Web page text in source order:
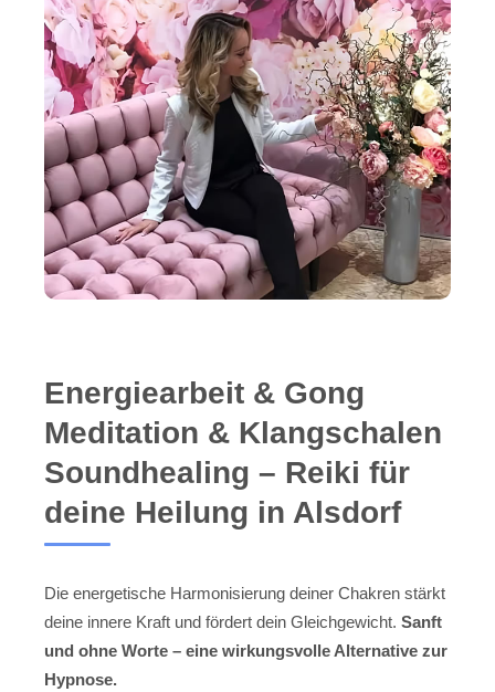
Energiearbeit & Gong
Meditation & Klangschalen
Soundhealing – Reiki für
deine Heilung in Alsdorf
Die energetische Harmonisierung deiner Chakren stärkt
deine innere Kraft und fördert dein Gleichgewicht. Sanft
und ohne Worte – eine wirkungsvolle Alternative zur
Hypnose.